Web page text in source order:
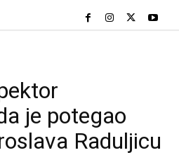
je potegao
Raduljicu